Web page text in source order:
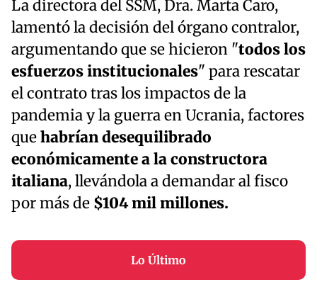
La directora del SSM, Dra. Marta Caro,
lamentó la decisión del órgano contralor,
argumentando que se hicieron "todos los
esfuerzos institucionales" para rescatar
el contrato tras los impactos de la
pandemia y la guerra en Ucrania, factores
quehabrían desequilibrado
económicamente a la constructora
italiana, llevándola a demandar al fisco
por más de $104 mil millones.
Lo Último